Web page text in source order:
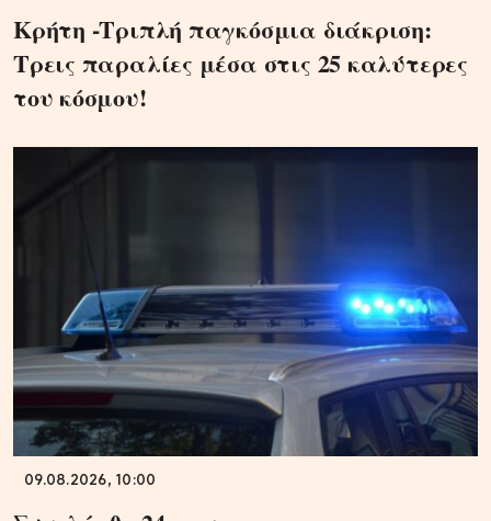
Κρήτη -Τριπλή παγκόσμια διάκριση:
Τρεις παραλίες μέσα στις 25 καλύτερες
του κόσμου!
09.08.2026, 10:00